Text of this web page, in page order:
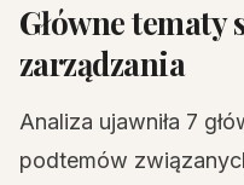
Główne tematy
zarządzania
Analiza ujawniła 7
podtemów